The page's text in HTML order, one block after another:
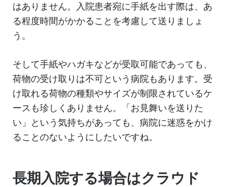
はありません。入院患者宛に手紙を出す際は、あ
る程度時間がかかることを考慮して送りましょ
う。
そして手紙やハガキなどが受取可能であっても、
荷物の受け取りは不可という病院もあります。受
け取れる荷物の種類やサイズが制限されているケ
ースも珍しくありません。「お見舞いを送りた
い」という気持ちがあっても、病院に迷惑をかけ
ることのないようにしたいですね。
長期入院する場合はクラウド